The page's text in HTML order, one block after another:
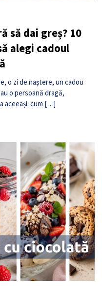
să dai greș? 10
alegi cadoul
o zi de naștere, un cadou
o persoană dragă,
aceeași: cum […]